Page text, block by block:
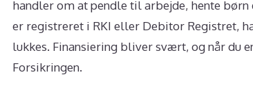
handler om at pendle til arbejde, hente
er registreret i RKI eller Debitor Registret,
lukkes. Finansiering bliver svært, og når du
Forsikringen.